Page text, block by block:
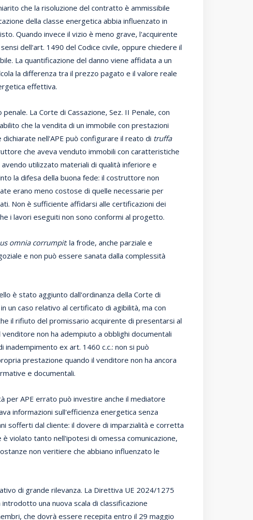
che la risoluzione del contratto è ammissibile
della classe energetica abbia influenzato in
Quando invece il vizio è meno grave, l'acquirente
dell'art. 1490 del Codice civile, oppure chiedere il
La quantificazione del danno viene affidata a un
la differenza tra il prezzo pagato e il valore reale
effettiva.
La Corte di Cassazione, Sez. II Penale, con
che la vendita di un immobile con prestazioni
nell'APE può configurare il reato di truffa
che aveva venduto immobili con caratteristiche
utilizzato materiali di qualità inferiore e
la difesa della buona fede: il costruttore non
erano meno costose di quelle necessarie per
Non è sufficiente affidarsi alle certificazioni dei
i lavori eseguiti non sono conformi al progetto.
omnia corrumpit: la frode, anche parziale e
e non può essere sanata dalla complessità
è stato aggiunto dall'ordinanza della Corte di
un caso relativo al certificato di agibilità, ma con
il rifiuto del promissario acquirente di presentarsi al
non ha adempiuto a obblighi documentali
inadempimento ex art. 1460 c.c.: non si può
prestazione quando il venditore non ha ancora
e documentali.
per APE errato può investire anche il mediatore
informazioni sull'efficienza energetica senza
sofferti dal cliente: il dovere di imparzialità e corretta
violato tanto nell'ipotesi di omessa comunicazione,
non veritiere che abbiano influenzato le
di grande rilevanza. La Direttiva UE 2024/1275
una nuova scala di classificazione
che dovrà essere recepita entro il 29 maggio